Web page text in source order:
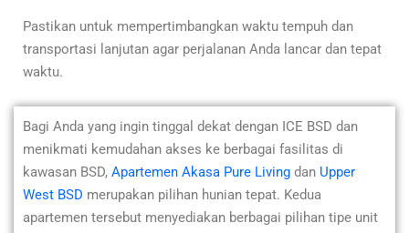
Pastikan untuk mempertimbangkan waktu tempuh dan
transportasi lanjutan agar perjalanan Anda lancar dan tepat
waktu.
Bagi Anda yang ingin tinggal dekat dengan ICE BSD dan
menikmati kemudahan akses ke berbagai fasilitas di
kawasan BSD, Apartemen Akasa Pure Living dan Upper
West BSD merupakan pilihan hunian tepat. Kedua
apartemen tersebut menyediakan berbagai pilihan tipe unit